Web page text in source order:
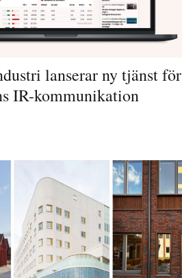
lanserar ny tjänst för
IR-kommunikation